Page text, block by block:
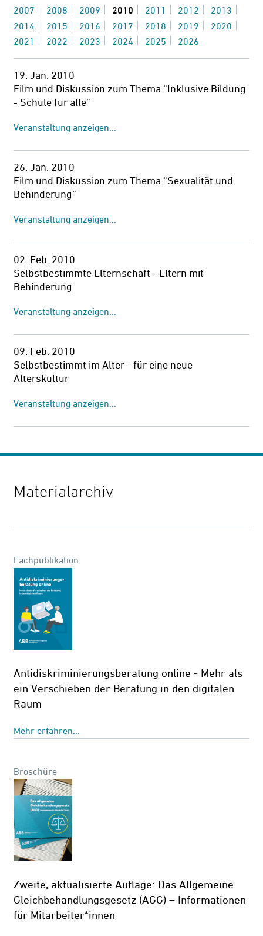
2007 2008 2009 2010 2011 2012
2013
2014
2015 2016 2017 2018 2019
2020
2021
2022 2023 2024 2025 2026
19. Jan. 2010
Film und Diskussion zum Thema “Inklusive Bildung
- Schule für alle”
Veranstaltung anzeigen...
26. Jan. 2010
Film und Diskussion zum Thema “Sexualität und
Behinderung”
Veranstaltung anzeigen...
02. Feb. 2010
Selbstbestimmte Elternschaft - Eltern mit
Behinderung
Veranstaltung anzeigen...
09. Feb. 2010
Selbstbestimmt im Alter - für eine neue
Alterskultur
Veranstaltung anzeigen...
Materialarchiv
Fachpublikation
Antidiskriminierungsberatung online - Mehr als
ein Verschieben der Beratung in den digitalen
Raum
Mehr erfahren...
Broschüre
Zweite, aktualisierte Auflage: Das Allgemeine
Gleichbehandlungsgesetz (AGG) – Informationen
für Mitarbeiter*innen